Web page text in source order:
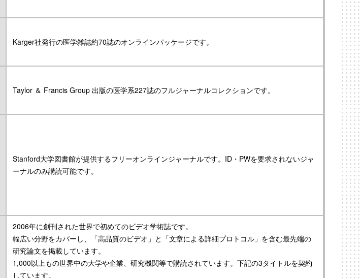
Karger社発行の医学雑誌約70誌のオンラインパッケージです。
Taylor ＆ Francis Group 出版の医学系227誌のフルジャーナルコレクションです。
Stanford大学図書館が提供するフリーオンラインジャーナルです。ID・PWを要求されないジャ
ーナルのみ講読可能です。
2006年に創刊された世界で初めてのビデオ学術誌です。
幅広い分野をカバーし、「高品質のビデオ」と「文章による詳細プロトコル」を含む最先端の
研究論文を掲載しています。
1,000以上もの世界中の大学や企業、研究機関等で購読されています。下記の3タイトルを契約
しています。